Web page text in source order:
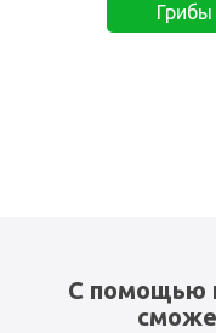
Грибы
С помощью